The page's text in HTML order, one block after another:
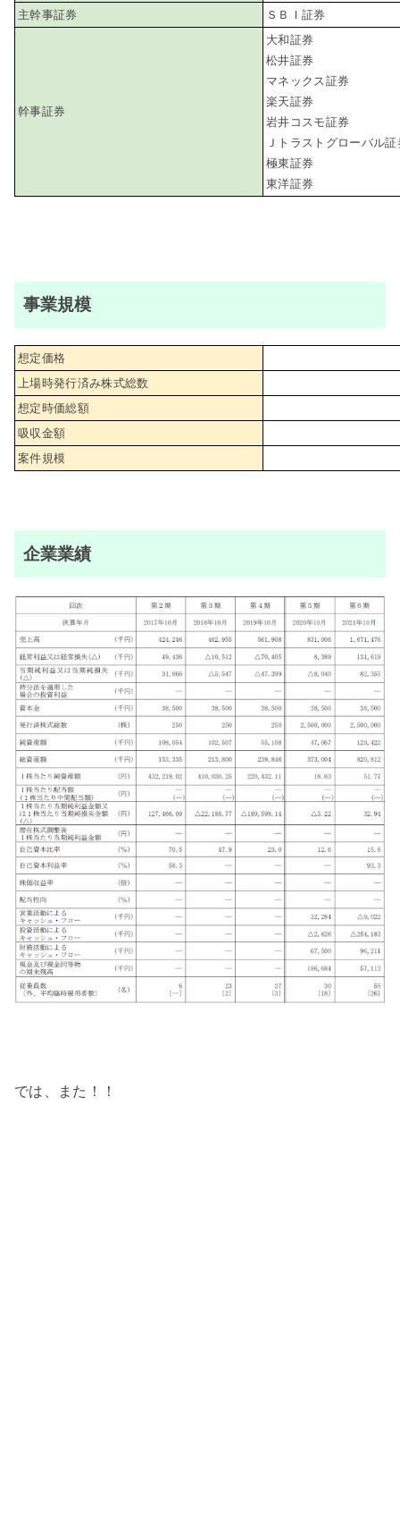
主幹事証券
ＳＢＩ証券
幹事証券
大和証券
松井証券
マネックス証券
楽天証券
岩井コスモ証券
Ｊトラストグローバル証
極東証券
東洋証券
事業規模
想定価格
上場時発行済み株式総数
想定時価総額
吸収金額
案件規模
企業業績
では、また！！